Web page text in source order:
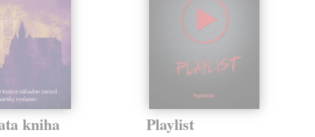
kniha Playlist